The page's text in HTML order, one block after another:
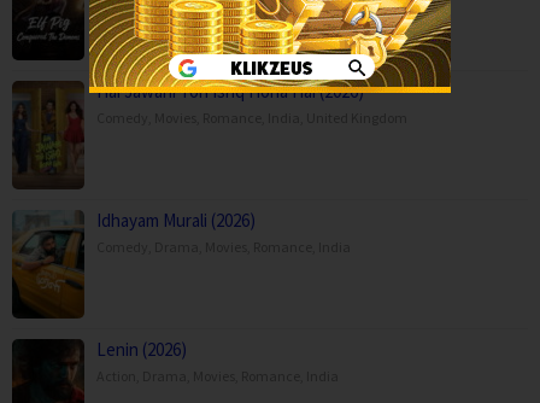
Hai Jawani Toh Ishq Hona Hai (2026)
Idhayam Murali (2026)
Lenin (2026)